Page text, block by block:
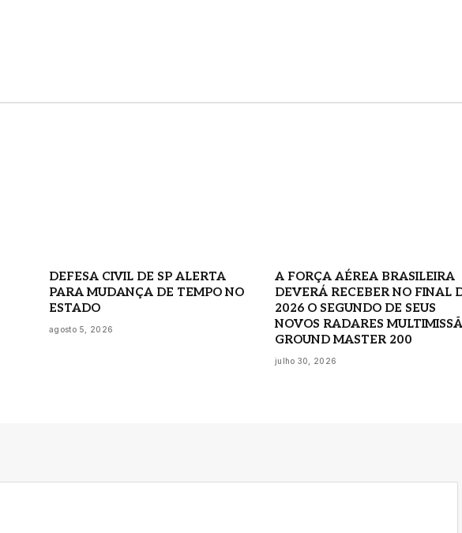
DEFESA CIVIL DE SP ALERTA
PARA MUDANÇA DE TEMPO NO
ESTADO
agosto 5, 2026
A FORÇA AÉREA BRASILEIRA
DEVERÁ RECEBER NO FINAL
2026 O SEGUNDO DE SEUS
NOVOS RADARES
GROUND MASTER 200
julho 30, 2026